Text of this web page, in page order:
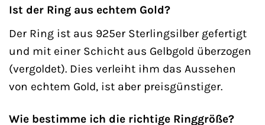
Ist der Ring aus echtem Gold?
Der Ring ist aus 925er Sterlingsilber gefertigt
und mit einer Schicht aus Gelbgold überzogen
(vergoldet). Dies verleiht ihm das Aussehen
von echtem Gold, ist aber preisgünstiger.
Wie bestimme ich die richtige Ringgröße?